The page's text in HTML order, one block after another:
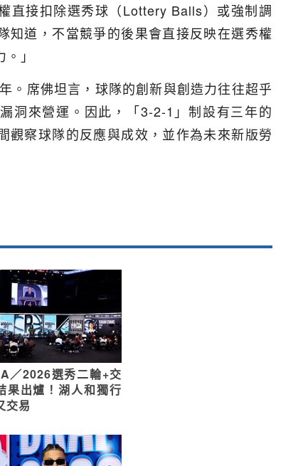
直接扣除選秀球（Lottery Balls）或強制調
知道，不當競爭的後果會直接反映在選秀權
」
。席佛坦言，球隊的創新與創造力往往超乎
洞來營運。因此，「3-2-1」制設有三年的
觀察球隊的反應與成效，並作為未來新版勞
／2026選秀二輪+交
果出爐！湖人和獨行
交易